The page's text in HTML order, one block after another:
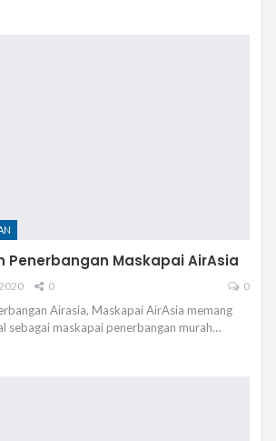
Penerbangan Maskapai AirAsia
0 0
Airasia, Maskapai AirAsia memang
sebagai maskapai penerbangan murah…